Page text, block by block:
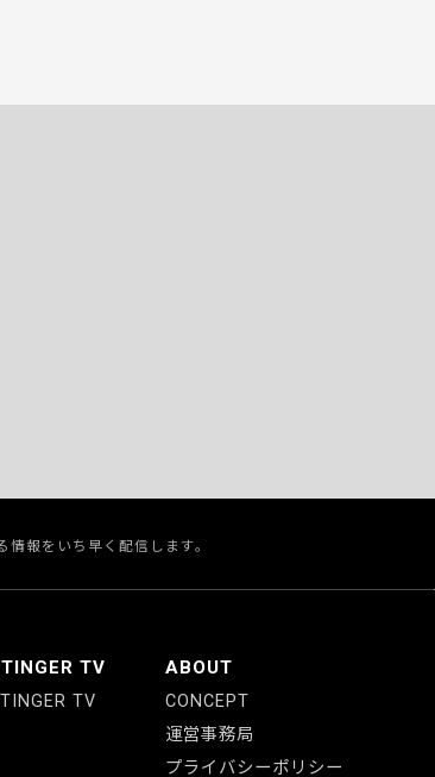
報をいち早く配信します。
TV
TV
ABOUT
CONCEPT
運営事務局
プライバシーポリシー